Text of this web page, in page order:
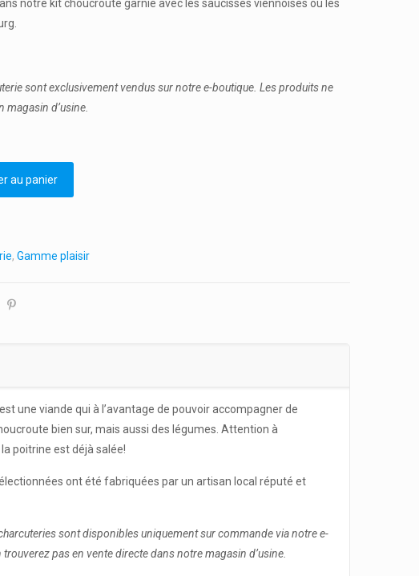
notre kit choucroute garnie avec les saucisses viennoises ou les
sont exclusivement vendus sur notre e-boutique. Les produits ne
d’usine.
au panier
, Gamme plaisir
une viande qui à l’avantage de pouvoir accompagner de
bien sur, mais aussi des légumes. Attention à
poitrine est déjà salée!
ont été fabriquées par un artisan local réputé et
sont disponibles uniquement sur commande via notre e-
trouverez pas en vente directe dans notre magasin d’usine.